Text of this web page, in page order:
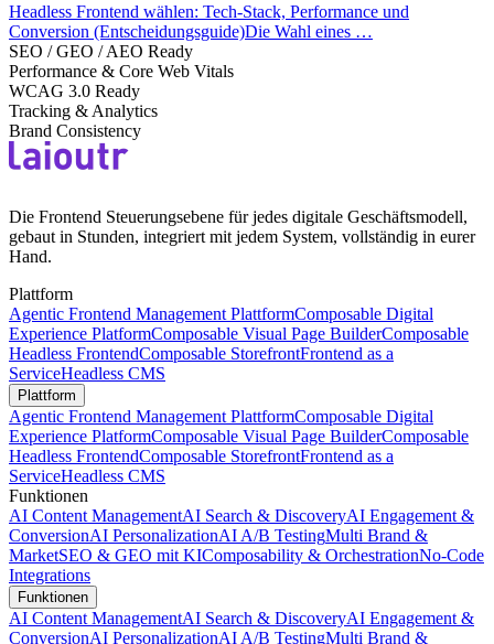
Headless Frontend wählen: Tech-Stack, Performance und
Conversion (Entscheidungsguide)Die Wahl eines …
SEO / GEO / AEO Ready
Performance & Core Web Vitals
WCAG 3.0 Ready
Tracking & Analytics
Brand Consistency
Die Frontend Steuerungsebene für jedes digitale Geschäftsmodell,
gebaut in Stunden, integriert mit jedem System, vollständig in eurer
Hand.
Plattform
Agentic Frontend Management PlattformComposable Digital
Experience PlatformComposable Visual Page BuilderComposable
Headless FrontendComposable StorefrontFrontend as a
ServiceHeadless CMS
Plattform
Agentic Frontend Management PlattformComposable Digital
Experience PlatformComposable Visual Page BuilderComposable
Headless FrontendComposable StorefrontFrontend as a
ServiceHeadless CMS
Funktionen
AI Content ManagementAI Search & DiscoveryAI Engagement &
ConversionAI PersonalizationAI A/B TestingMulti Brand &
MarketSEO & GEO mit KIComposability & OrchestrationNo-Code
Integrations
Funktionen
AI Content ManagementAI Search & DiscoveryAI Engagement &
ConversionAI PersonalizationAI A/B TestingMulti Brand &